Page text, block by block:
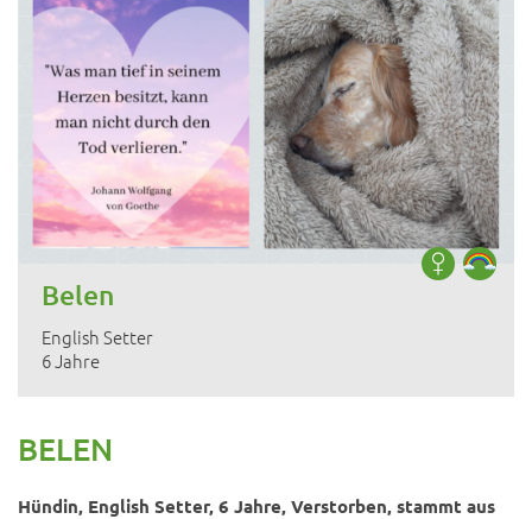
Belen
English Setter
6 Jahre
BELEN
Hündin, English Setter, 6 Jahre, Verstorben, stammt aus